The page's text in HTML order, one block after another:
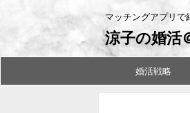
マッチングアプリで
涼子の婚活
婚活戦略